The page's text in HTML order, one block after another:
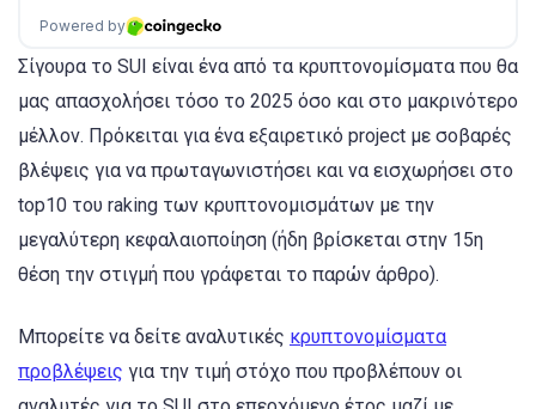
Σίγουρα το SUI είναι ένα από τα κρυπτονομίσματα που θα
μας απασχολήσει τόσο το 2025 όσο και στο μακρινότερο
μέλλον. Πρόκειται για ένα εξαιρετικό project με σοβαρές
βλέψεις για να πρωταγωνιστήσει και να εισχωρήσει στο
top10 του raking των κρυπτονομισμάτων με την
μεγαλύτερη κεφαλαιοποίηση (ήδη βρίσκεται στην 15η
θέση την στιγμή που γράφεται το παρών άρθρο).
Μπορείτε να δείτε αναλυτικές κρυπτονομίσματα
προβλέψεις για την τιμή στόχο που προβλέπουν οι